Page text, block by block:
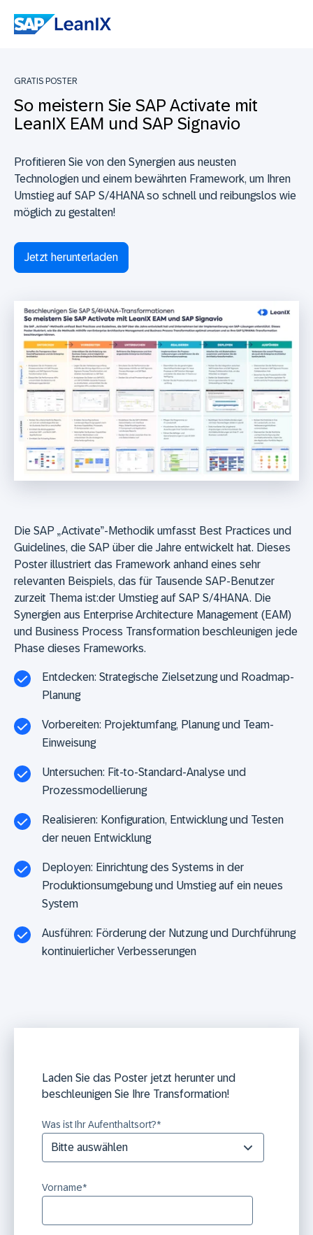
GRATIS POSTER
So meistern Sie SAP Activate mit
LeanIX EAM und SAP Signavio
Profitieren Sie von den Synergien aus neusten
Technologien und einem bewährten Framework, um Ihren
Umstieg auf SAP S/4HANA so schnell und reibungslos wie
möglich zu gestalten!
Jetzt herunterladen
Die SAP „Activate”-Methodik umfasst Best Practices und
Guidelines, die SAP über die Jahre entwickelt hat. Dieses
Poster illustriert das Framework anhand eines sehr
relevanten Beispiels, das für Tausende SAP-Benutzer
zurzeit Thema ist:der Umstieg auf SAP S/4HANA. Die
Synergien aus Enterprise Architecture Management (EAM)
und Business Process Transformation beschleunigen jede
Phase dieses Frameworks.
Entdecken: Strategische Zielsetzung und Roadmap-
Planung
Vorbereiten: Projektumfang, Planung und Team-
Einweisung
Untersuchen: Fit-to-Standard-Analyse und
Prozessmodellierung
Realisieren: Konfiguration, Entwicklung und Testen
der neuen Entwicklung
Deployen: Einrichtung des Systems in der
Produktionsumgebung und Umstieg auf ein neues
System
Ausführen: Förderung der Nutzung und Durchführung
kontinuierlicher Verbesserungen
Laden Sie das Poster jetzt herunter und
beschleunigen Sie Ihre Transformation!
Was ist Ihr Aufenthaltsort?*
Vorname*